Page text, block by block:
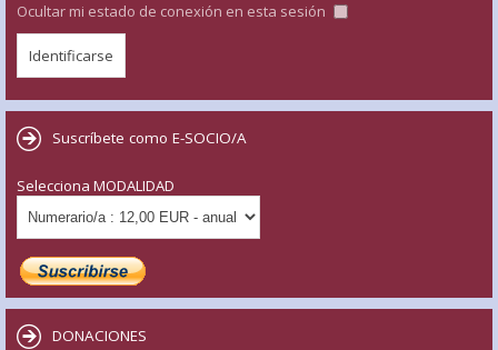
Ocultar mi estado de conexión en esta sesión
Suscríbete como E-SOCIO/A
Selecciona MODALIDAD
DONACIONES